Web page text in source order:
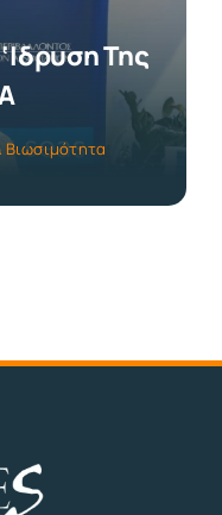
Της
Βιωσιμότητα